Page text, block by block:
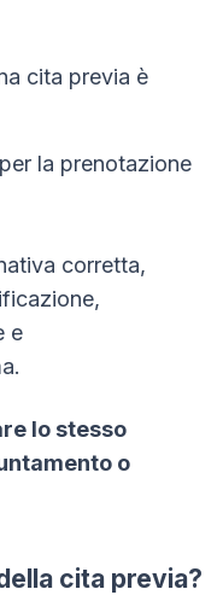
cita previa è
la prenotazione
corretta,
e
lo stesso
o
cita previa?